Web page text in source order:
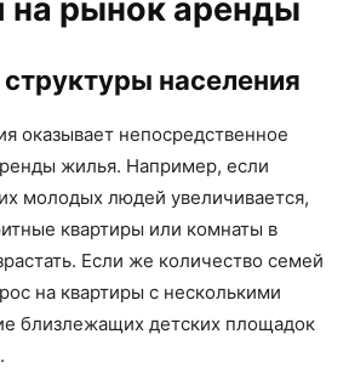
на рынок аренды
населения
оказывает непосредственное
жилья. Например, если
молодых людей увеличивается,
квартиры или комнаты в
Если же количество семей
на квартиры с несколькими
близлежащих детских площадок